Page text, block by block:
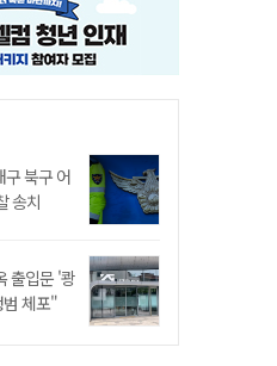
북구 어
송치
출입문 '쾅
체포"